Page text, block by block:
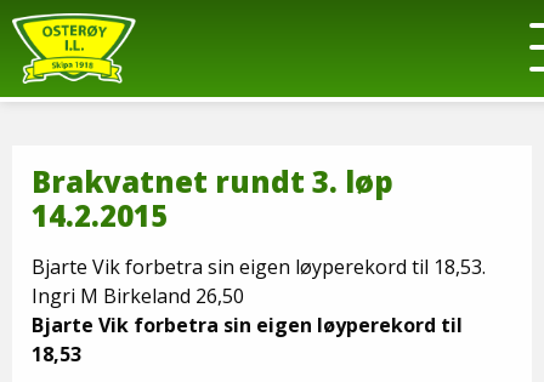
Brakvatnet rundt 3. løp
14.2.2015
Bjarte Vik forbetra sin eigen løyperekord til 18,53.
Ingri M Birkeland 26,50
Bjarte Vik forbetra sin eigen løyperekord til
18,53